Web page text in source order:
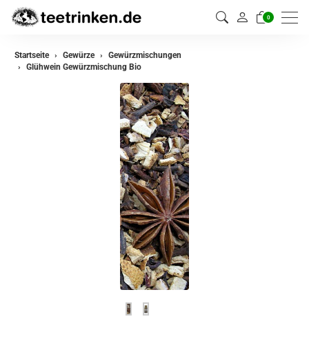
0
zurück
Startseite Gewürze
Gewürzmischungen
Glühwein Gewürzmischung Bio